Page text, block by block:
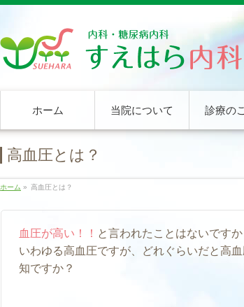
ホーム 当院について 診療の
高血圧とは？
ホーム » 高血圧とは？
血圧が高い！！ と言われたことはないですか
いわゆる高血圧ですが、どれぐらいだと高
知ですか？